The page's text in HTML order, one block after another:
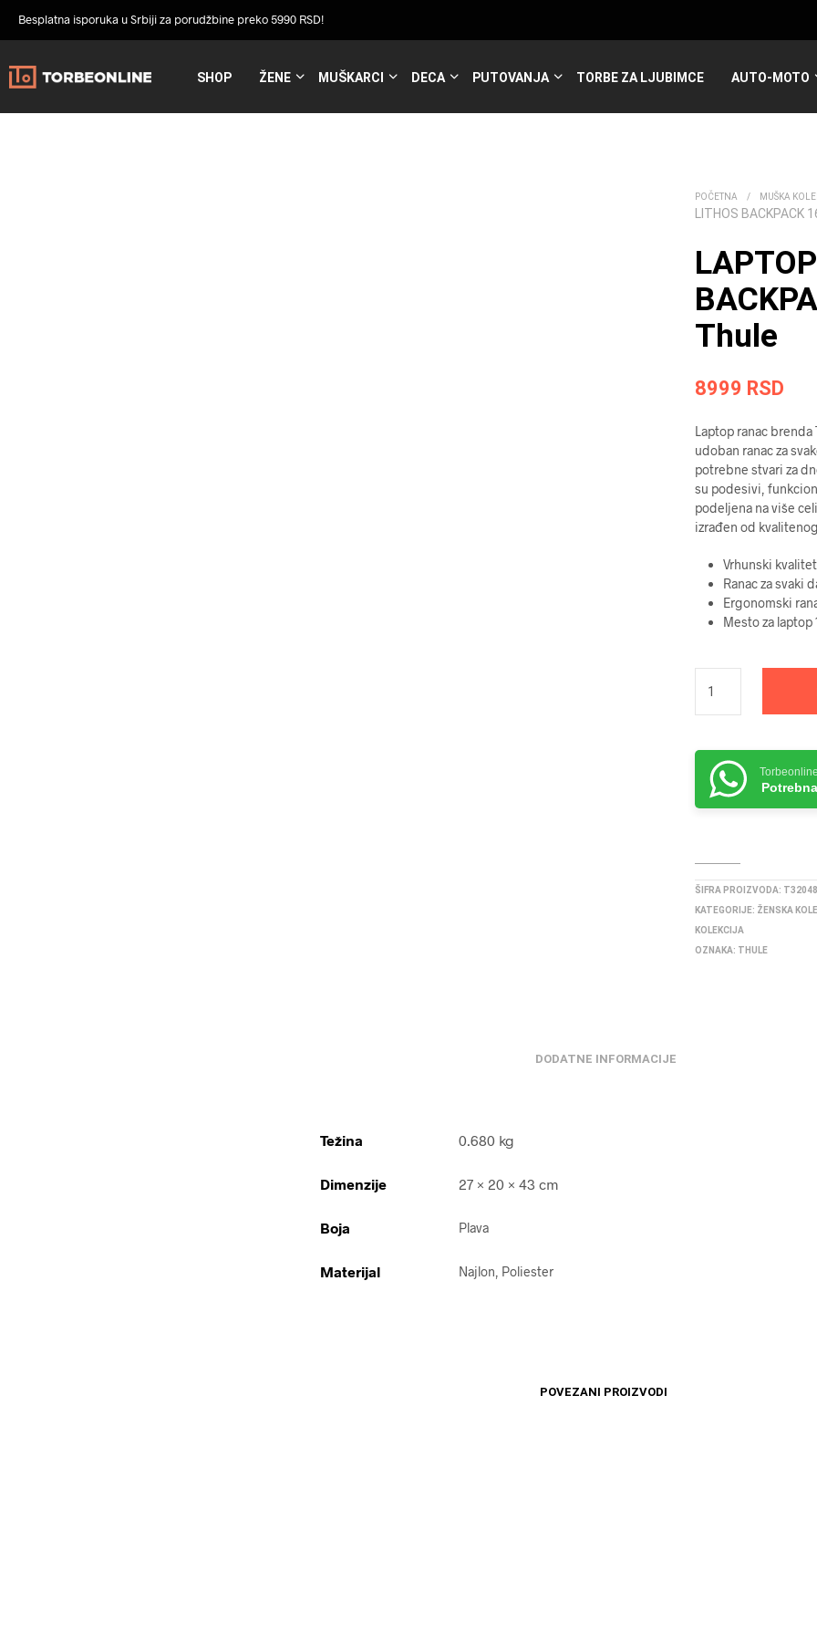
Besplatna isporuka u Srbiji za porudžbine preko 5990 RSD!
SHOP ŽENE MUŠKARCI DECA PUTOVANJA TORBE ZA LJUBIMCE AUTO-MOTO
POČETNA / MUŠKA
LITHOS BACKPACK
Thule
8999 RSD
Laptop ranac
udoban ranac za
potrebne stvari za
su podesivi,
podeljena na više
izrađen od
Vrhunski kvalitet
Ranac za svaki
Ergonomski
Mesto za laptop
Torbeonline
ŠIFRA PROIZVODA:
KATEGORIJE: ŽENSKA
KOLEKCIJA
OZNAKA: THULE
DODATNE INFORMACIJE
Težina 0.680 kg
Dimenzije 27 × 20 × 43 cm
Boja Plava
Materijal Najlon, Poliester
POVEZANI PROIZVODI